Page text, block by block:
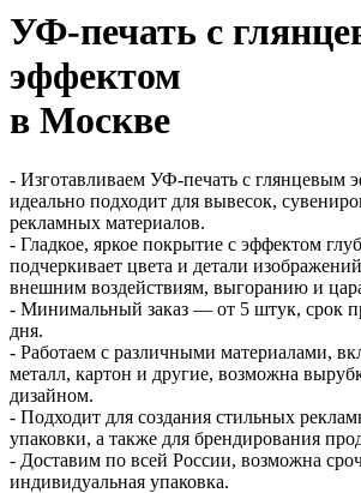
УФ-печать с
эффектом
в Москве
- Изготавливаем УФ-печать с глянцевым
идеально подходит для вывесок,
рекламных материалов.
- Гладкое, яркое покрытие с эффектом
подчеркивает цвета и детали
внешним воздействиям, выгоранию и
- Минимальный заказ — от 5 штук, срок
дня.
- Работаем с различными материалами,
металл, картон и другие, возможна
дизайном.
- Подходит для создания стильных
упаковки, а также для брендирования
- Доставим по всей России, возможна
индивидуальная упаковка.